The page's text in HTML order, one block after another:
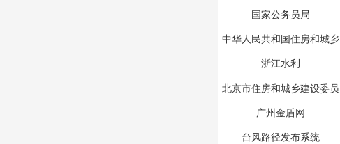
国家公务员局
中华人民共和国住房和城乡
建设部
浙江水利
北京市住房和城乡建设委员
会
广州金盾网
台风路径发布系统